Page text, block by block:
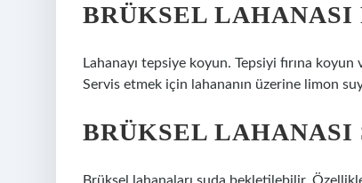
BRÜKSEL
Lahanayı tepsiye koyun. Tepsiyi fırına
Servis etmek için lahananın üzerine limon
BRÜKSEL